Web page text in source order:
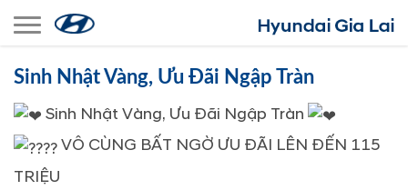
Toggle navigation
Sinh Nhật Vàng, Ưu Đãi Ngập Tràn
Sinh Nhật Vàng, Ưu Đãi Ngập Tràn
VÔ CÙNG BẤT NGỜ ƯU ĐÃI LÊN ĐẾN 115
TRIỆU